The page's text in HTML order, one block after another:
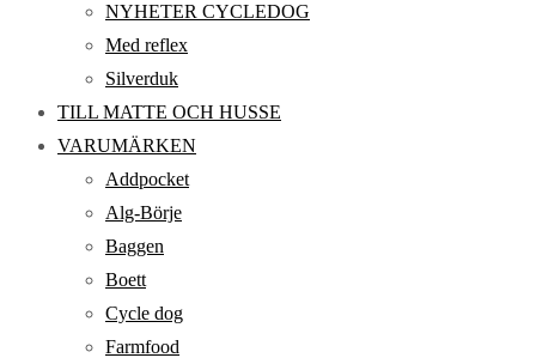
NYHETER CYCLEDOG
Med reflex
Silverduk
TILL MATTE OCH HUSSE
VARUMÄRKEN
Addpocket
Alg-Börje
Baggen
Boett
Cycle dog
Farmfood